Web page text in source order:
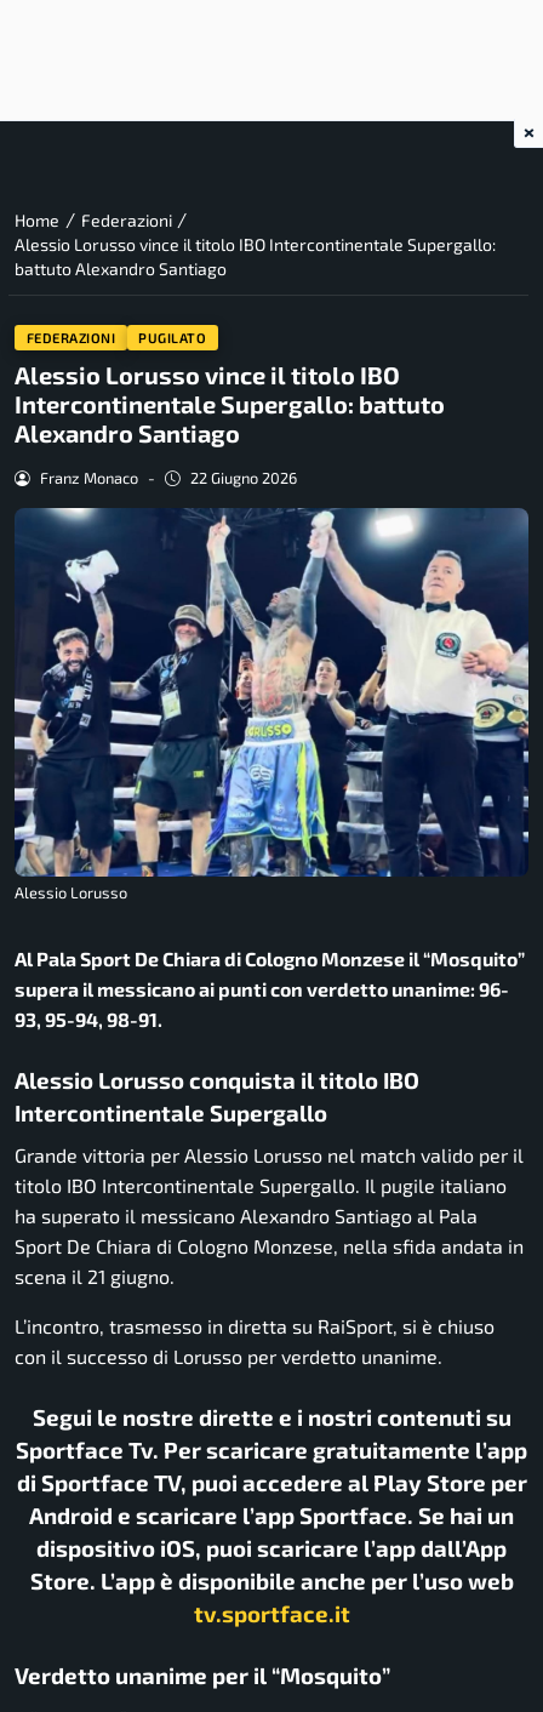
Home / Federazioni /
Alessio Lorusso vince il titolo IBO Intercontinentale Supergallo:
battuto Alexandro Santiago
FEDERAZIONI PUGILATO
Alessio Lorusso vince il titolo IBO
Intercontinentale Supergallo: battuto
Alexandro Santiago
Franz Monaco - 22 Giugno 2026
Alessio Lorusso
Al Pala Sport De Chiara di Cologno Monzese il “Mosquito”
supera il messicano ai punti con verdetto unanime: 96-
93, 95-94, 98-91.
Alessio Lorusso conquista il titolo IBO
Intercontinentale Supergallo
Grande vittoria per Alessio Lorusso nel match valido per il
titolo IBO Intercontinentale Supergallo. Il pugile italiano
ha superato il messicano Alexandro Santiago al Pala
Sport De Chiara di Cologno Monzese, nella sfida andata in
scena il 21 giugno.
L’incontro, trasmesso in diretta su RaiSport, si è chiuso
con il successo di Lorusso per verdetto unanime.
Segui le nostre dirette e i nostri contenuti su
Sportface Tv. Per scaricare gratuitamente l’app
di Sportface TV, puoi accedere al Play Store per
Android e scaricare l’app Sportface. Se hai un
dispositivo iOS, puoi scaricare l’app dall’App
Store. L’app è disponibile anche per l’uso web
tv.sportface.it
Verdetto unanime per il “Mosquito”
×